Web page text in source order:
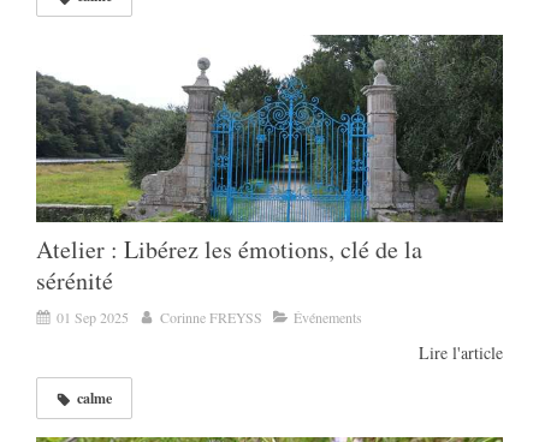
Atelier : Libérez les émotions, clé de la
sérénité
01 Sep 2025 Corinne FREYSS Événements
Lire l'article
calme